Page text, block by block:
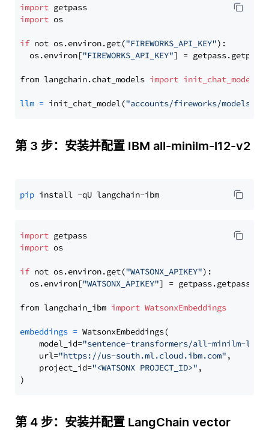
import
import os
if not os.environ.get("FIREWORKS_API_KEY"):
  os.environ[
"FIREWORKS_API_KEY"] = getpass.getpass(
from langchain.chat_models import init_chat_model
llm = init_chat_model("accounts/fireworks/models/
第 3 步：安装并配置 IBM all-minilm-l12-v2
pip
import
import os
if not os.environ.get("WATSONX_APIKEY"):
  os.environ[
"WATSONX_APIKEY"] = getpass.getpass(
from langchain_ibm import WatsonxEmbeddings
embeddings = WatsonxEmbeddings(
    model_id=
"sentence-transformers/all-minilm-l12-
    url=
"https://us-south.ml.cloud.ibm.com" ,
    project_id=
"<WATSONX PROJECT_ID>" ,
第 4 步：安装并配置 LangChain vector